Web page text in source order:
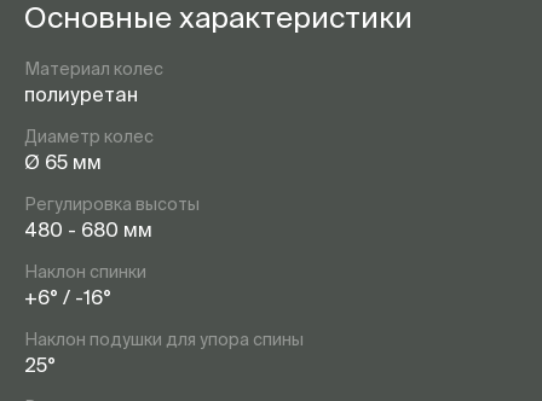
Основные характеристики
Материал колес
полиуретан
Диаметр колес
Ø 65 мм
Регулировка высоты
480 - 680 мм
Наклон спинки
+6° / -16°
Наклон подушки для упора спины
25°